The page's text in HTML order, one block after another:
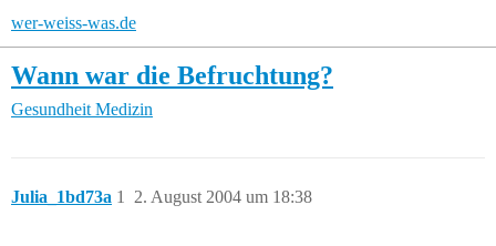
wer-weiss-was.de
Wann war die Befruchtung?
Gesundheit Medizin
Julia_1bd73a 2. August 2004 um 18:38
1